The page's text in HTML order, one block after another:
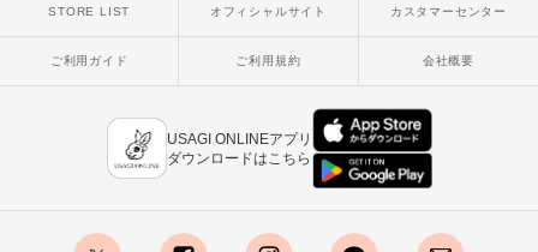
オル
STORE LIST オフィシャルサイト カスタマーセンター
ご利用ガイド ご利用規約 会社概要
USAGI ONLINEアプリ
ダウンロードはこちら